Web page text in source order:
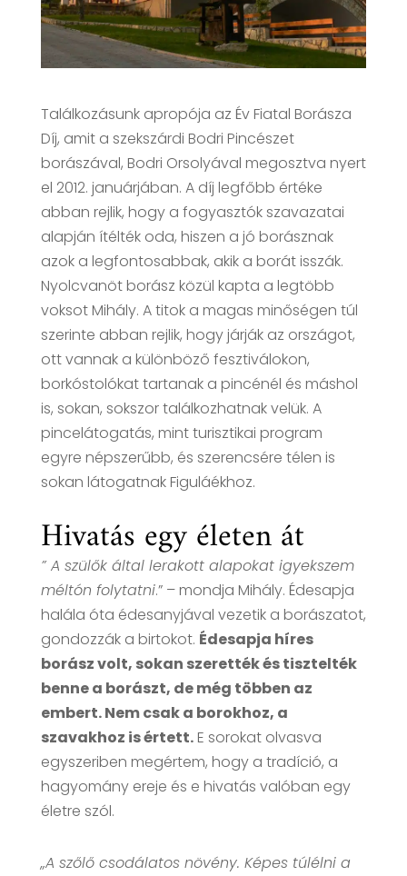
Találkozásunk apropója az Év Fiatal Borásza
Díj, amit a szekszárdi Bodri Pincészet
borászával, Bodri Orsolyával megosztva nyert
el 2012. januárjában. A díj legfőbb értéke
abban rejlik, hogy a fogyasztók szavazatai
alapján ítélték oda, hiszen a jó borásznak
azok a legfontosabbak, akik a borát isszák.
Nyolcvanöt borász közül kapta a legtöbb
voksot Mihály. A titok a magas minőségen túl
szerinte abban rejlik, hogy járják az országot,
ott vannak a különböző fesztiválokon,
borkóstolókat tartanak a pincénél és máshol
is, sokan, sokszor találkozhatnak velük. A
pincelátogatás, mint turisztikai program
egyre népszerűbb, és szerencsére télen is
sokan látogatnak Figuláékhoz.
Hivatás egy életen át
” A szülők által lerakott alapokat igyekszem
méltón folytatni.” – mondja Mihály. Édesapja
halála óta édesanyjával vezetik a borászatot,
gondozzák a birtokot. Édesapja híres
borász volt, sokan szerették és tisztelték
benne a borászt, de még többen az
embert. Nem csak a borokhoz, a
szavakhoz is értett.E sorokat olvasva
egyszeriben megértem, hogy a tradíció, a
hagyomány ereje és e hivatás valóban egy
életre szól.
„A szőlő csodálatos növény. Képes túlélni a